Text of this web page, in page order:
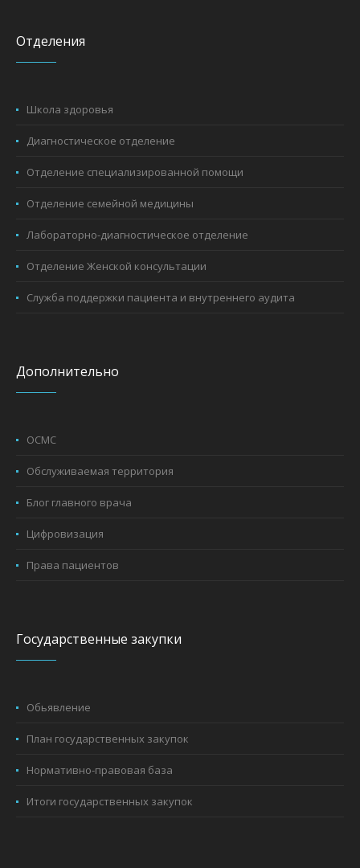
Отделения
Школа здоровья
Диагностическое отделение
Отделение специализированной помощи
Отделение семейной медицины
Лабораторно-диагностическое отделение
Отделение Женской консультации
Служба поддержки пациента и внутреннего аудита
Дополнительно
ОСМС
Обслуживаемая территория
Блог главного врача
Цифровизация
Права пациентов
Государственные закупки
Обьявление
План государственных закупок
Нормативно-правовая база
Итоги государственных закупок